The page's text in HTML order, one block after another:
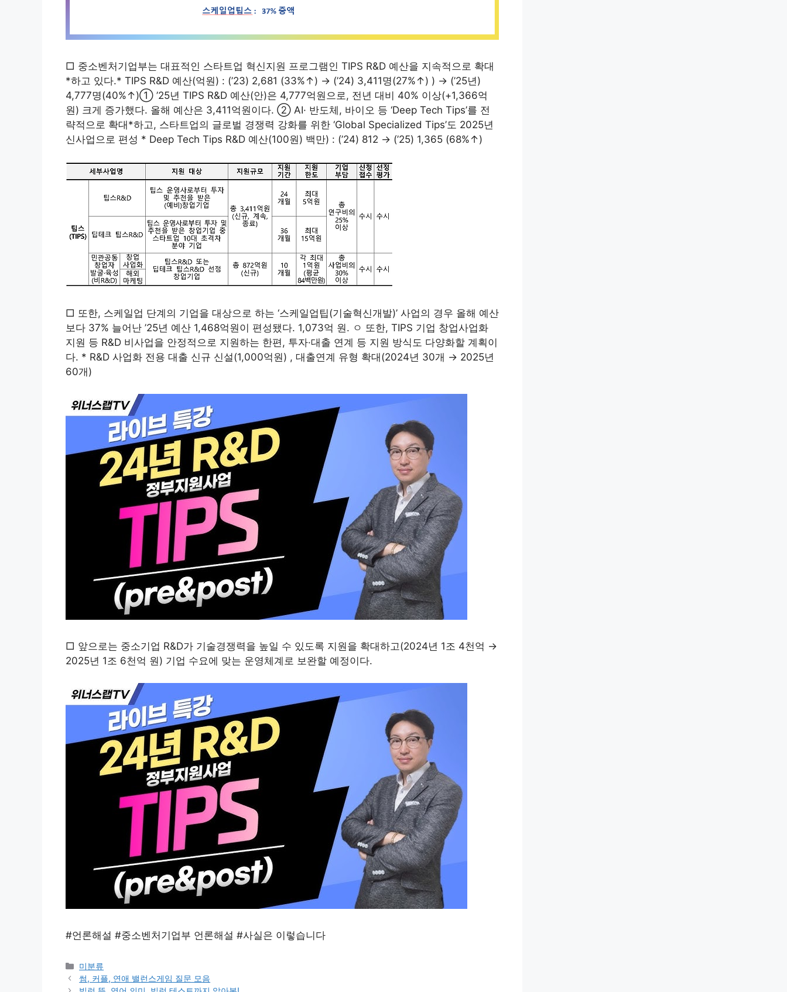
□ 중소벤처기업부는 대표적인 스타트업 혁신지원 프로그램인 TIPS R&D 예산을 지속적으로 확대
*하고 있다.* TIPS R&D 예산(억원) : (’23) 2,681 (33%↑) → (’24) 3,411명(27%↑) ) → (’25년)
4,777명(40%↑)① ’25년 TIPS R&D 예산(안)은 4,777억원으로, 전년 대비 40% 이상(+1,366억
원) 크게 증가했다. 올해 예산은 3,411억원이다. ② AI· 반도체, 바이오 등 ‘Deep Tech Tips’를 전
략적으로 확대*하고, 스타트업의 글로벌 경쟁력 강화를 위한 ‘Global Specialized Tips’도 2025년
신사업으로 편성 * Deep Tech Tips R&D 예산(100원) 백만) : (’24) 812 → (’25) 1,365 (68%↑)
□ 또한, 스케일업 단계의 기업을 대상으로 하는 ‘스케일업팁(기술혁신개발)’ 사업의 경우 올해 예산
보다 37% 늘어난 ’25년 예산 1,468억원이 편성됐다. 1,073억 원. ㅇ 또한, TIPS 기업 창업사업화
지원 등 R&D 비사업을 안정적으로 지원하는 한편, 투자·대출 연계 등 지원 방식도 다양화할 계획이
다. * R&D 사업화 전용 대출 신규 신설(1,000억원) , 대출연계 유형 확대(2024년 30개 → 2025년
60개)
□ 앞으로는 중소기업 R&D가 기술경쟁력을 높일 수 있도록 지원을 확대하고(2024년 1조 4천억 →
2025년 1조 6천억 원) 기업 수요에 맞는 운영체계로 보완할 예정이다.
#언론해설 #중소벤처기업부 언론해설 #사실은 이렇습니다
Categories
미분류
썸, 커플, 연애 밸런스게임 질문 모음